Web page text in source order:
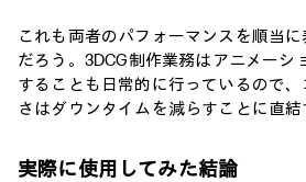
これも両者のパフォーマンスを順当
だろう。3DCG制作業務はアニメーシ
することも日常的に行っているので
さはダウンタイムを減らすことに直結
実際に使用してみた結論